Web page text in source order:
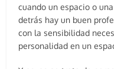
cuando un espacio o
detrás hay un buen
con la sensibilidad
personalidad en un